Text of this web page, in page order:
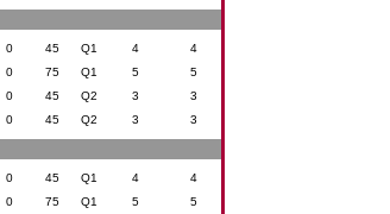
0 45 Q1 4 4
0 75 Q1 5 5
0 45 Q2 3 3
0 45 Q2 3 3
0 45 Q1 4 4
0 75 Q1 5 5